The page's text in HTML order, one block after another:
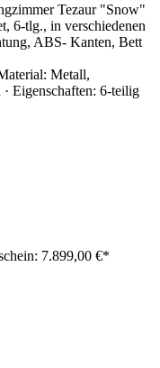
Tezaur "Snow"
6-tlg., in verschiedenen
ABS- Kanten, Bett
Metall,
Eigenschaften: 6-teilig
7.899,00 €*